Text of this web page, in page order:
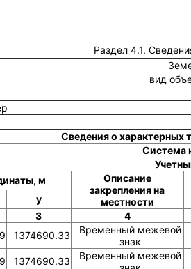
Раздел 4.1.
вид
Сведения о характерных
Система
м
Описание
закрепления на
местности
y
3
4
1374690.33
Временный межевой
знак
1374690.33
Временный межевой